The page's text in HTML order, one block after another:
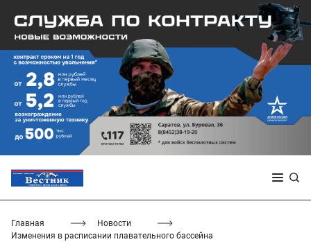
Главная
Новости
Изменения в расписании плавательного бассейна